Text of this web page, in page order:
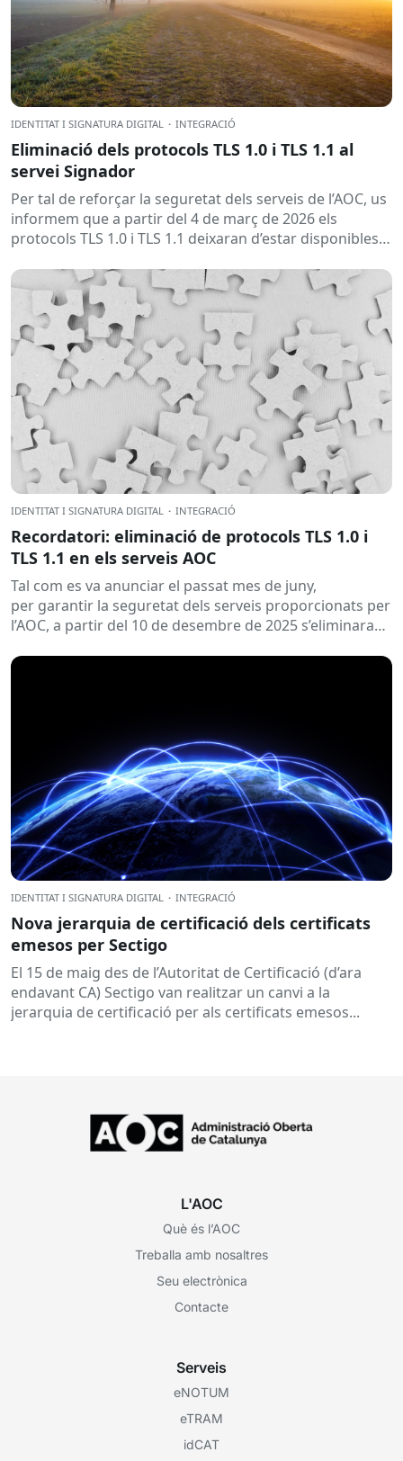
IDENTITAT I SIGNATURA DIGITAL · INTEGRACIÓ
Eliminació dels protocols TLS 1.0 i TLS 1.1 al
servei Signador
Per tal de reforçar la seguretat dels serveis de l’AOC, us
informem que a partir del 4 de març de 2026 els
protocols TLS 1.0 i TLS 1.1 deixaran d’estar disponibles
IDENTITAT I SIGNATURA DIGITAL · INTEGRACIÓ
Recordatori: eliminació de protocols TLS 1.0 i
TLS 1.1 en els serveis AOC
Tal com es va anunciar el passat mes de juny,
per garantir la seguretat dels serveis proporcionats per
l’AOC, a partir del 10 de desembre de 2025 s’eliminaran
IDENTITAT I SIGNATURA DIGITAL · INTEGRACIÓ
Nova jerarquia de certificació dels certificats
emesos per Sectigo
El 15 de maig des de l’Autoritat de Certificació (d’ara
endavant CA) Sectigo van realitzar un canvi a la
jerarquia de certificació per als certificats emesos...
L'AOC
Què és l’AOC
Treballa amb nosaltres
Seu electrònica
Contacte
Serveis
eNOTUM
eTRAM
idCAT